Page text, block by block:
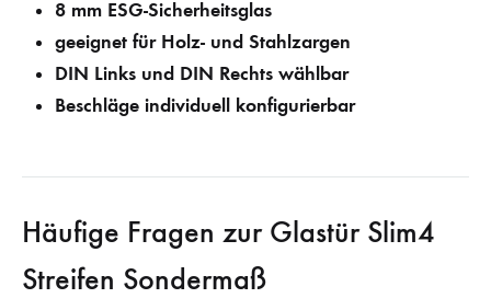
8 mm ESG-Sicherheitsglas
geeignet für Holz- und Stahlzargen
DIN Links und DIN Rechts wählbar
Beschläge individuell konfigurierbar
Häufige Fragen zur Glastür Slim4
Streifen Sondermaß